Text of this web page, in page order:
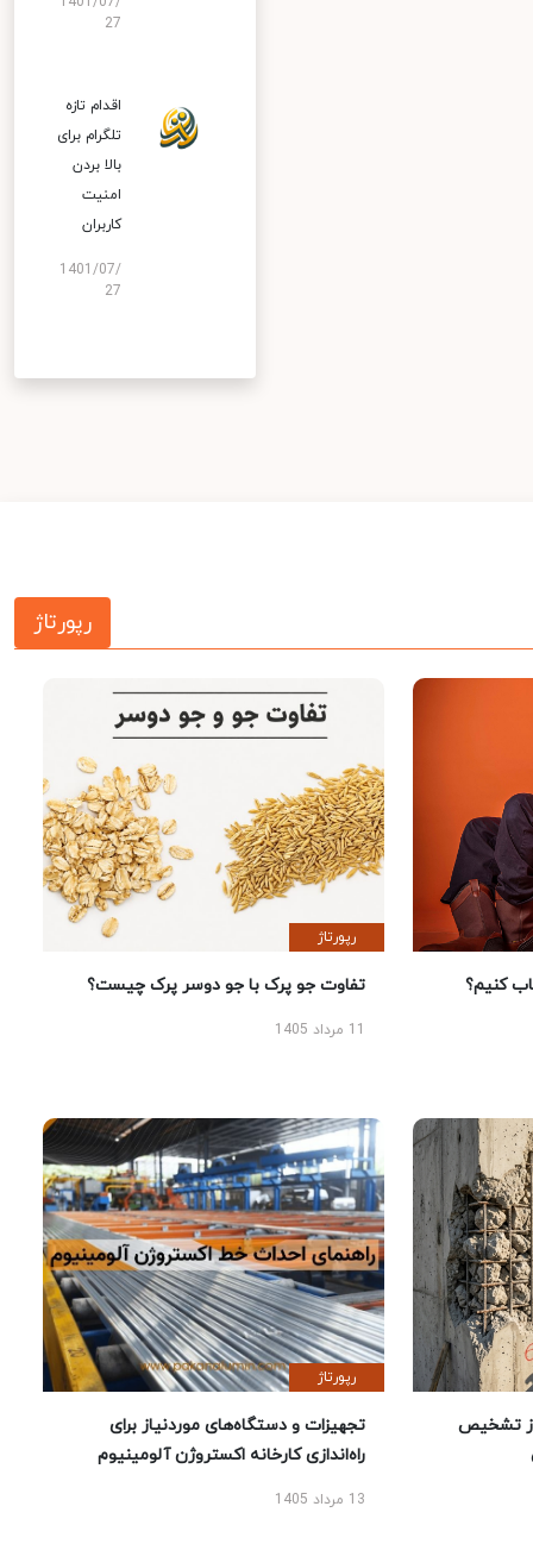
27
اقدام تازه
تلگرام برای
بالا بردن
امنیت
کاربران
1401/07/
27
رپورتاژ
کنیم؟
رپورتاژ
تفاوت جو پرک با جو دوسر پرک چیست؟
تشخیص
رپورتاژ
تجهیزات و دستگاه‌های موردنیاز برای
راه‌اندازی کارخانه اکستروژن آلومینیوم
13 مرداد 1405